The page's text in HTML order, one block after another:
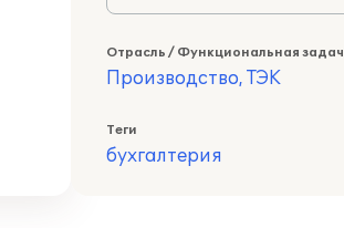
Отрасль / Функциональная
Производство, ТЭК
Теги
бухгалтерия